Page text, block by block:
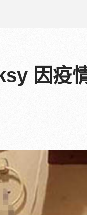
因疫